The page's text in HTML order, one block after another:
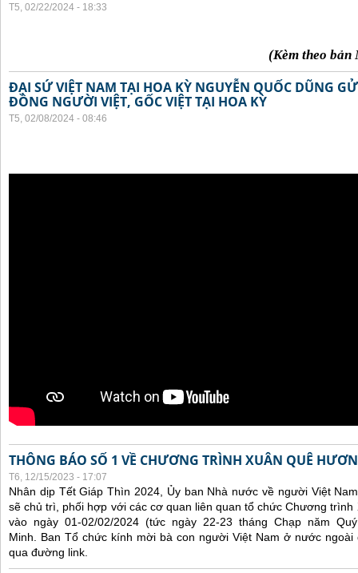
T5, 02/22/2024 - 18:33
(Kèm theo bản
ĐẠI SỨ VIỆT NAM TẠI HOA KỲ NGUYỄN QUỐC DŨNG
ĐỒNG NGƯỜI VIỆT, GỐC VIỆT TẠI HOA KỲ
T5, 02/08/2024 - 08:46
THÔNG BÁO SỐ 1 VỀ CHƯƠNG TRÌNH XUÂN QUÊ
T6, 12/15/2023 - 17:07
Nhân dịp Tết Giáp Thìn 2024, Ủy ban Nhà nước về người Việt
sẽ chủ trì, phối hợp với các cơ quan liên quan tổ chức Chương
vào ngày 01-02/02/2024 (tức ngày 22-23 tháng Chạp năm
Minh. Ban Tổ chức kính mời bà con người Việt Nam ở nước
qua đường link.